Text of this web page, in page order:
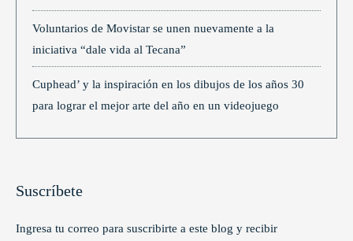
Voluntarios de Movistar se unen nuevamente a la
iniciativa “dale vida al Tecana”
Cuphead’ y la inspiración en los dibujos de los años 30
para lograr el mejor arte del año en un videojuego
Suscríbete
Ingresa tu correo para suscribirte a este blog y recibir